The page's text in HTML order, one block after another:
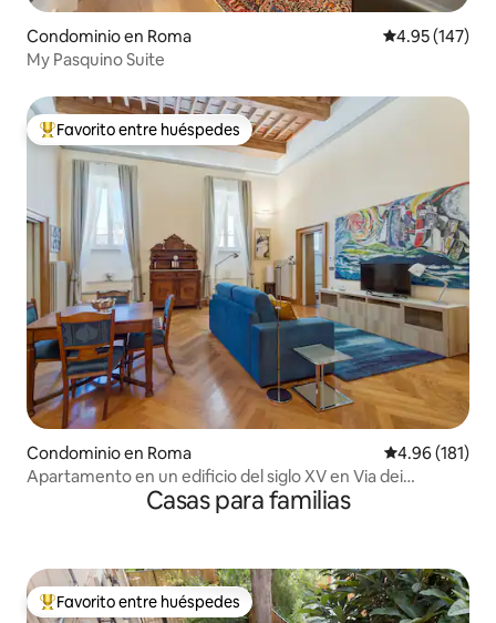
Condominio en Roma Calificación
4.95 (147)
My Pasquino Suite
De los mejores en Favorito entre huéspedes
Favorito entre huéspedes
Condominio en Roma Calificación
4.96 (181)
Apartamento en un edificio del siglo XV en Via dei
Casas para familias
De los mejores en Favorito entre huéspedes
Favorito entre huéspedes